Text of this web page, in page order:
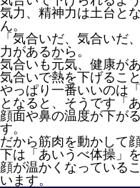
気力、精神力は土台と
ん。
「気合いだ、気合いだ
力があるから。
気合いも元気、健康が
気合いで熱を下げるこ
やっぱり一番いいのは
となると、そうです「
顔面や鼻の温度が下が
す。
だから筋肉を動かして
下は「あいうべ体操」
顔が温かくなっている
います。